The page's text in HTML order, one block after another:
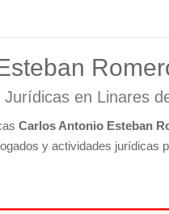
en Linares
Carlos Antonio Esteban
y actividades jurídicas